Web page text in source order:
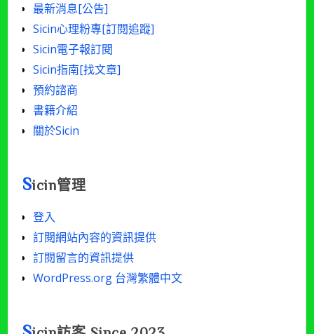
數]
最新消息[公告]
Sicin心理粉專[訂閱追蹤]
Sicin電子報訂閱
Sicin指南[找文章]
預約諮商
書籍介紹
關於Sicin
Sicin管理
登入
訂閱網站內容的資訊提供
訂閱留言的資訊提供
WordPress.org 台灣繁體中文